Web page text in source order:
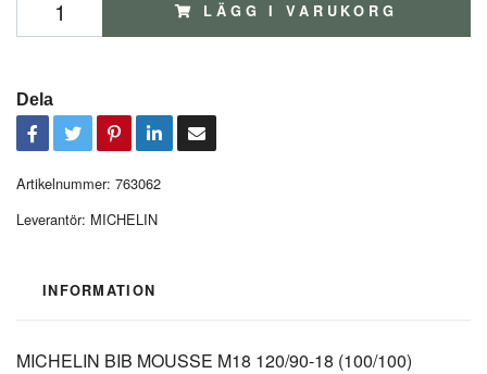
LÄGG I VARUKORG
Dela
Artikelnummer: 763062
Leverantör: MICHELIN
INFORMATION
MICHELIN BIB MOUSSE M18 120/90-18 (100/100)